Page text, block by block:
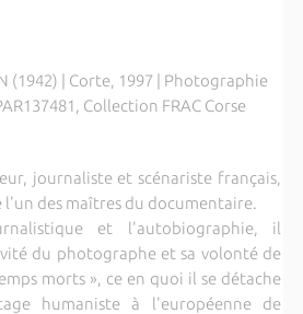
(1942) | Corte, 1997 | Photographie
Collection FRAC Corse
journaliste et scénariste français,
l'un des maîtres du documentaire.
et l'autobiographie, il
du photographe et sa volonté de
morts », ce en quoi il se détache
humaniste à l'européenne de